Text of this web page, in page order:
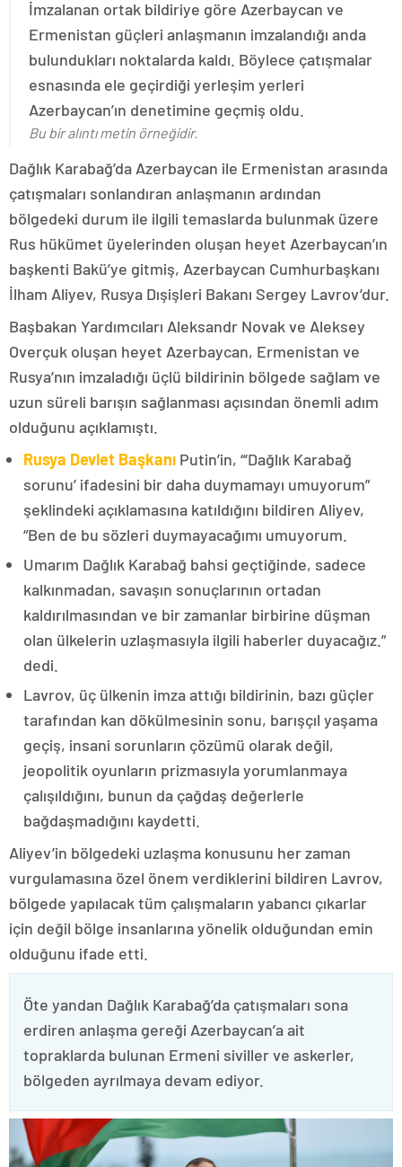
İmzalanan ortak bildiriye göre Azerbaycan ve
Ermenistan güçleri anlaşmanın imzalandığı anda
bulundukları noktalarda kaldı. Böylece çatışmalar
esnasında ele geçirdiği yerleşim yerleri
Azerbaycan’ın denetimine geçmiş oldu.
Bu bir alıntı metin örneğidir.
Dağlık Karabağ’da Azerbaycan ile Ermenistan arasında
çatışmaları sonlandıran anlaşmanın ardından
bölgedeki durum ile ilgili temaslarda bulunmak üzere
Rus hükümet üyelerinden oluşan heyet Azerbaycan’ın
başkenti Bakü’ye gitmiş, Azerbaycan Cumhurbaşkanı
İlham Aliyev, Rusya Dışişleri Bakanı Sergey Lavrov’dur.
Başbakan Yardımcıları Aleksandr Novak ve Aleksey
Overçuk oluşan heyet Azerbaycan, Ermenistan ve
Rusya’nın imzaladığı üçlü bildirinin bölgede sağlam ve
uzun süreli barışın sağlanması açısından önemli adım
olduğunu açıklamıştı.
Rusya Devlet Başkanı Putin’in, “‘Dağlık Karabağ
sorunu’ ifadesini bir daha duymamayı umuyorum”
şeklindeki açıklamasına katıldığını bildiren Aliyev,
“Ben de bu sözleri duymayacağımı umuyorum.
Umarım Dağlık Karabağ bahsi geçtiğinde, sadece
kalkınmadan, savaşın sonuçlarının ortadan
kaldırılmasından ve bir zamanlar birbirine düşman
olan ülkelerin uzlaşmasıyla ilgili haberler duyacağız.”
dedi.
Lavrov, üç ülkenin imza attığı bildirinin, bazı güçler
tarafından kan dökülmesinin sonu, barışçıl yaşama
geçiş, insani sorunların çözümü olarak değil,
jeopolitik oyunların prizmasıyla yorumlanmaya
çalışıldığını, bunun da çağdaş değerlerle
bağdaşmadığını kaydetti.
Aliyev’in bölgedeki uzlaşma konusunu her zaman
vurgulamasına özel önem verdiklerini bildiren Lavrov,
bölgede yapılacak tüm çalışmaların yabancı çıkarlar
için değil bölge insanlarına yönelik olduğundan emin
olduğunu ifade etti.
Öte yandan Dağlık Karabağ’da çatışmaları sona
erdiren anlaşma gereği Azerbaycan’a ait
topraklarda bulunan Ermeni siviller ve askerler,
bölgeden ayrılmaya devam ediyor.